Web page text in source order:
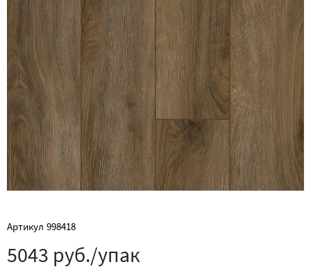
Артикул 998418
5043 руб./упак